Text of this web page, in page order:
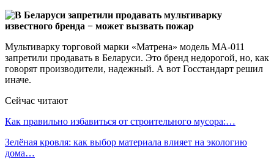
Мультиварку торговой марки «Матрена» модель МА-011
запретили продавать в Беларуси. Это бренд недорогой, но, как
говорят производители, надежный. А вот Госстандарт решил
иначе.
Сейчас читают
Как правильно избавиться от строительного мусора:…
Зелёная кровля: как выбор материала влияет на экологию
дома…